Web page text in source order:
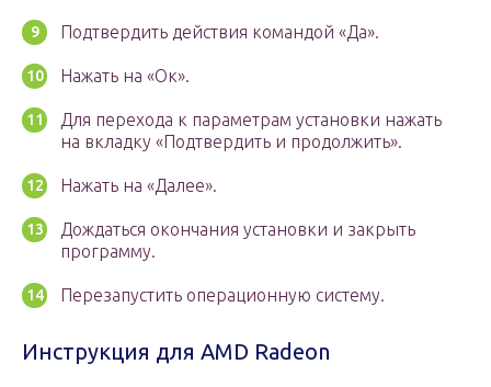
Подтвердить действия командой «Да».
Нажать на «Ок».
Для перехода к параметрам установки нажать
на вкладку «Подтвердить и продолжить».
Нажать на «Далее».
Дождаться окончания установки и закрыть
программу.
Перезапустить операционную систему.
Инструкция для AMD Radeon